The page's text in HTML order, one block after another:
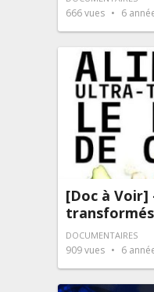
666vues 6
[Doc à
DOCUMENTAIRES
909vues 6